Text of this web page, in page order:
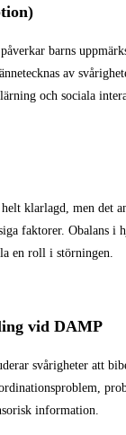
barns
av
och sociala
klarlagd, men det
faktorer. Obalans i
en roll i störningen.
vid DAMP
svårigheter att
information.